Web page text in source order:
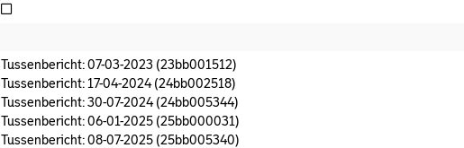
Niet afdoeningsvoorstel aanwezig
Tussenbericht: 07-03-2023 (23bb001512)
Tussenbericht: 17-04-2024 (24bb002518)
Tussenbericht: 30-07-2024 (24bb005344)
Tussenbericht: 06-01-2025 (25bb000031)
Tussenbericht: 08-07-2025 (25bb005340)